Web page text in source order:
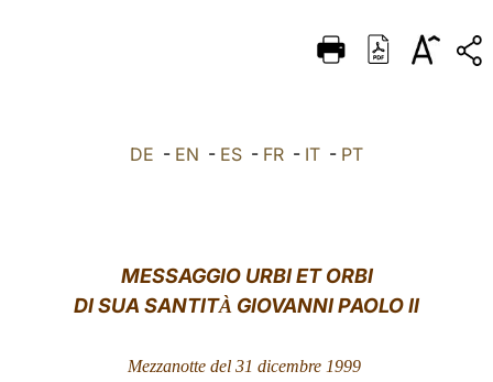
ITALIANO
中文
DE - EN - ES - FR - IT - PT
MESSAGGIO URBI ET ORBI
DI SUA SANTITÀ GIOVANNI PAOLO II
Mezzanotte del 31 dicembre 1999